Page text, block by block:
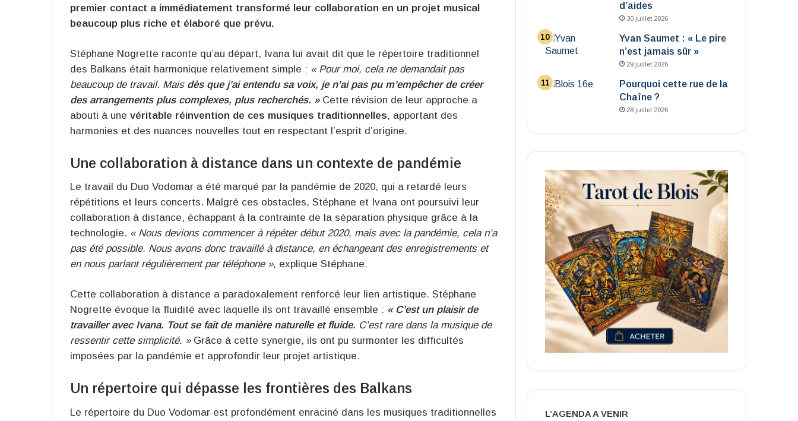
premier contact a immédiatement transformé leur collaboration en un projet musical
beaucoup plus riche et élaboré que prévu.
Stéphane Nogrette raconte qu’au départ, Ivana lui avait dit que le répertoire traditionnel
des Balkans était harmonique relativement simple : « Pour moi, cela ne demandait pas
beaucoup de travail. Maisdès que j’ai entendu sa voix, je n’ai pas pu m’empêcher de créer
des arrangements plus complexes, plus recherchés. »Cette révision de leur approche a
abouti à une véritable réinvention de ces musiques traditionnelles, apportant des
harmonies et des nuances nouvelles tout en respectant l’esprit d’origine.
Une collaboration à distance dans un contexte de pandémie
Le travail du Duo Vodomar a été marqué par la pandémie de 2020, qui a retardé leurs
répétitions et leurs concerts. Malgré ces obstacles, Stéphane et Ivana ont poursuivi leur
collaboration à distance, échappant à la contrainte de la séparation physique grâce à la
technologie. « Nous devions commencer à répéter début 2020, mais avec la pandémie, cela n’a
pas été possible. Nous avons donc travaillé à distance, en échangeant des enregistrements et
en nous parlant régulièrement par téléphone », explique Stéphane.
Cette collaboration à distance a paradoxalement renforcé leur lien artistique. Stéphane
Nogrette évoque la fluidité avec laquelle ils ont travaillé ensemble : « C’est un plaisir de
travailler avec Ivana. Tout se fait de manière naturelle et fluide. C’est rare dans la musique de
ressentir cette simplicité. »Grâce à cette synergie, ils ont pu surmonter les difficultés
imposées par la pandémie et approfondir leur projet artistique.
Un répertoire qui dépasse les frontières des Balkans
Le répertoire du Duo Vodomar est profondément enraciné dans les musiques traditionnelles
d’aides
30 juillet 2026
Yvan Saumet : « Le pire
n’est jamais sûr »
29 juillet 2026
Pourquoi cette rue de la
Chaîne ?
28 juillet 2026
L’AGENDA A VENIR